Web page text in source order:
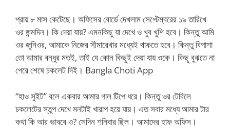
প্রায় ৮ মাস কেটেছে। অফিসের বোর্ডে দেখলাম সেপ্টেম্বরের ১৯ তারিখে
ওর জন্মদিন। কি দেয়া যায়? এমনকিছু যা দেখে ও খুব খুশি হবে। কিন্তু আমি
ওর জুনিওর, আমাকে নিজের সীমারেখার মধ্যেই থাকতে হবে। কিন্তু বিপাশা
তো আমার বন্ধুর মতই, তাই যে কোন কিছুই দেয়া যায় ওকে। কিছু বুঝতে না
পেরে শেষে চকলেট দিই। Bangla Choti App
“হাও সুইট” বলে একবার আমার গাল টিপে ধরে। কিন্তু ওর টেবিলে
চকলেটের স্তুপ দেখে মনটাই খারাপ হয়ে যায়। এত সবার মধ্যে আমার টার
কথা কি আর ভাববে ও? সেদিন শনিবার ছিল। আমাদের হাফ অফিস।